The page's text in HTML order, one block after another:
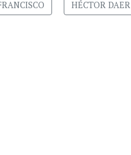
HÉCTOR DAER